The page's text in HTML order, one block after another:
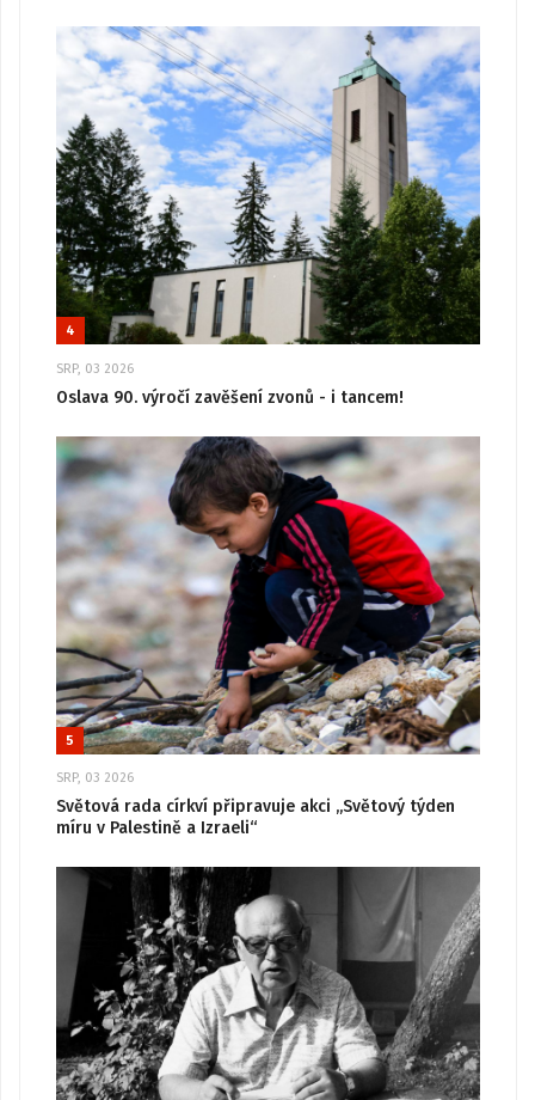
4
SRP, 03 2026
Oslava 90. výročí zavěšení zvonů - i tancem!
5
SRP, 03 2026
Světová rada církví připravuje akci „Světový týden
míru v Palestině a Izraeli“